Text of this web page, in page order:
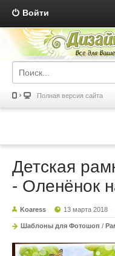
Войти
Полная версия сайта
Детская
- Оленёнок
Koaress 13 марта 2018
Шаблоны для Фотошоп /